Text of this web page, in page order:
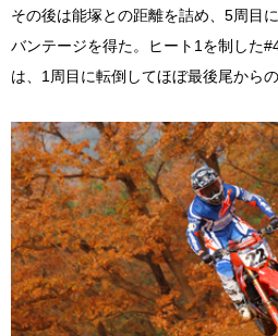
その後は能塚との距離を詰め、5周目
バンテージを得た。ヒート1を制した
は、1周目に転倒してほぼ最後尾から